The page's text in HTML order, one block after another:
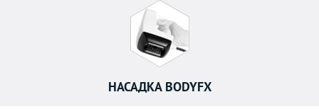
НАСАДКА BODYFX